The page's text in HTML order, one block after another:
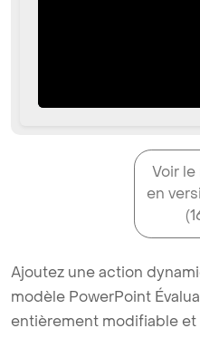
Voir
en
Ajoutez une action
modèle PowerPoint
entièrement modifiable